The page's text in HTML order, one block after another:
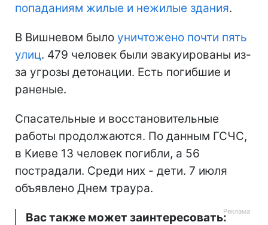
попаданиям жилые и нежилые здания.
В Вишневом было уничтожено почти пять
улиц. 479 человек были эвакуированы из-
за угрозы детонации. Есть погибшие и
раненые.
Спасательные и восстановительные
работы продолжаются. По данным ГСЧС,
в Киеве 13 человек погибли, а 56
пострадали. Среди них - дети. 7 июля
объявлено Днем траура.
Вас также может заинтересовать: